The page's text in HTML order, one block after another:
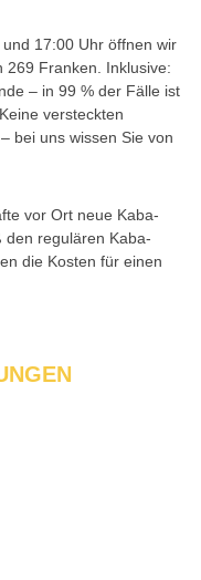
17:00 Uhr öffnen wir
269 Franken. Inklusive:
– in 99 % der Fälle ist
versteckten
bei uns wissen Sie von
vor Ort neue Kaba-
den regulären Kaba-
die Kosten für einen